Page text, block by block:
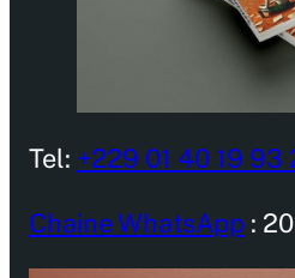
Tel: +229 01 40 19 93
Chaine WhatsApp :